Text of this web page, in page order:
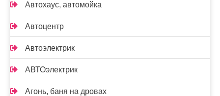
Автохаус, автомойка
Автоцентр
Автоэлектрик
АВТОэлектрик
Агонь, баня на дровах